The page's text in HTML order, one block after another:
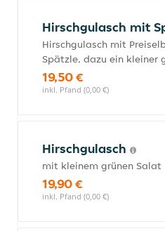
Hirschgulasch mit
Hirschgulasch mit
Spätzle, dazu ein kleiner
19,50 €
inkl. Pfand (0,00 €)
Hirschgulasch
mit kleinem grünen Salat
19,90 €
inkl. Pfand (0,00 €)